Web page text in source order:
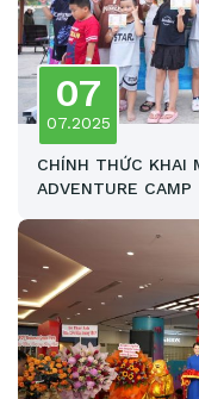
07
07.2025
CHÍNH THỨC KHAI
ADVENTURE CAMP